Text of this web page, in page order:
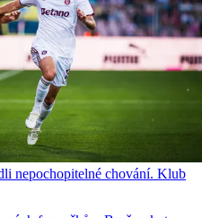
nepochopitelné chování. Klub